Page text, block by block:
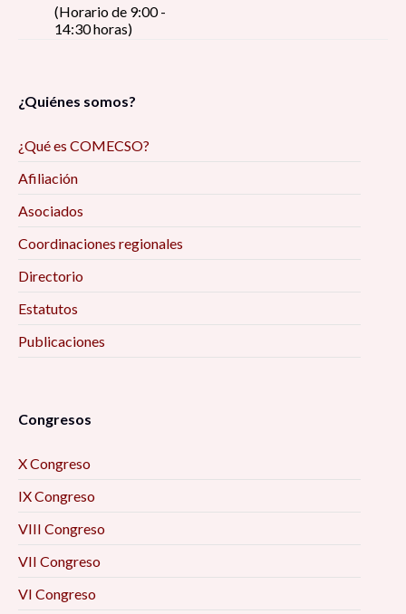
(Horario de 9:00 -
14:30 horas)
¿Quiénes somos?
¿Qué es COMECSO?
Afiliación
Asociados
Coordinaciones regionales
Directorio
Estatutos
Publicaciones
Congresos
X Congreso
IX Congreso
VIII Congreso
VII Congreso
VI Congreso